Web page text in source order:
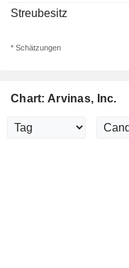
Streubesitz
* Schätzungen
Chart: Arvinas, Inc.